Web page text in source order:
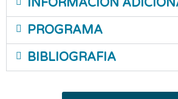
PROGRAMA
BIBLIOGRAFIA